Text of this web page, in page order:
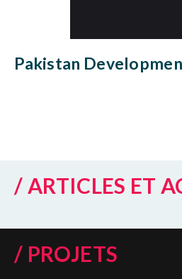
Pakistan
/ ARTICLES ET
/ PROJETS